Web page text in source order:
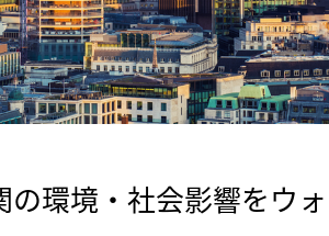
環境・社会影響をウ